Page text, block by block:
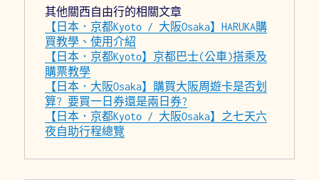
其他關西自由行的相關文章
【日本．京都Kyoto / 大阪Osaka】HARUKA購
買教學、使用介紹
【日本．京都Kyoto】京都巴士(公車)搭乘及
購票教學
【日本．大阪Osaka】購買大阪周遊卡是否划
算? 要買一日券還是兩日券?
【日本．京都Kyoto / 大阪Osaka】之七天六
夜自助行程總覽